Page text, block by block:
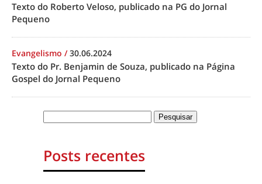
Texto do Roberto Veloso, publicado na PG do Jornal
Pequeno
Evangelismo /30.06.2024
Texto do Pr. Benjamin de Souza, publicado na Página
Gospel do Jornal Pequeno
Posts recentes